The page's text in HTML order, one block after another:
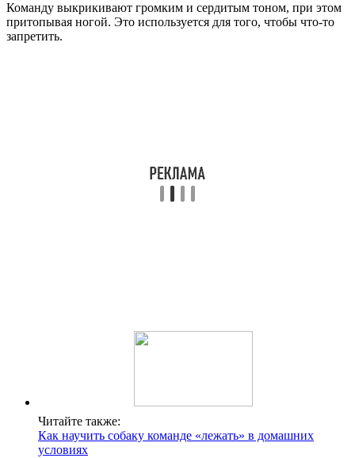
Команду выкрикивают громким и сердитым тоном, при этом
притопывая ногой. Это используется для того, чтобы что-то
запретить.
Читайте также:
Как научить собаку команде «лежать» в домашних
условиях